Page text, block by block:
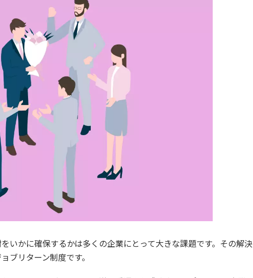
いかに確保するかは多くの企業にとって大きな課題です。その解決
ブリターン制度です。